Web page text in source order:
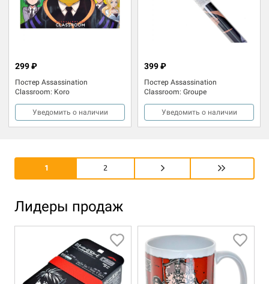
Постер Assassination
Classroom: Koro
299 ₽
Уведомить о наличии
Постер Assassination
Classroom: Groupe
399 ₽
Уведомить о наличии
1 2
Лидеры продаж